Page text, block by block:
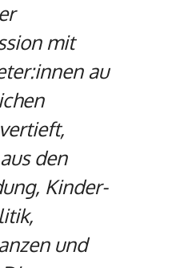
mit
au
den
Kinder-
und